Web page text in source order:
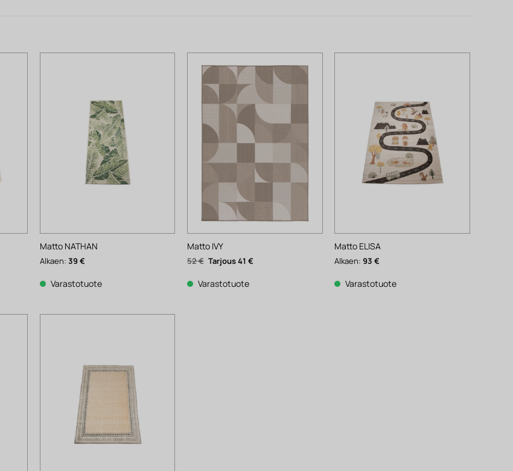
Matto NATHAN
Alkaen: 39€
Varastotuote
Matto IVY
52€ Alkuperäinen
hinta
52 €.
41 €Nykyinen
hinta
Varastotuote
Matto ELISA
Alkaen:93€
Varastotuote